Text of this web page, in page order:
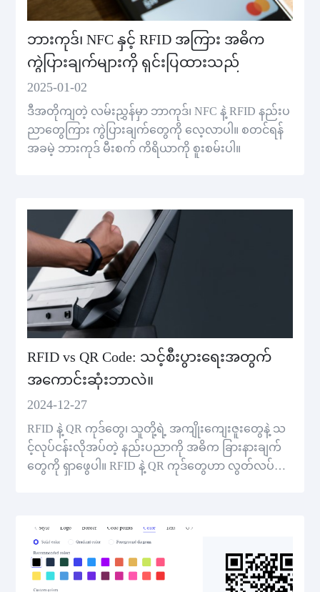
ဘားကုဒ်၊ NFC နှင့် RFID အကြား အဓိက
ကွဲပြားချက်များကို ရှင်းပြထားသည်
2025-01-02
ဒီအတိုကျတဲ့ လမ်းညွှန်မှာ ဘာကုဒ်၊ NFC နဲ့ RFID နည်းပ
ညာတွေကြား ကွဲပြားချက်တွေကို လေ့လာပါ။ စတင်ရန်
အခမဲ့ ဘားကုဒ် မီးစက် ကိရိယာကို စူးစမ်းပါ။
RFID vs QR Code: သင့်စီးပွားရေးအတွက်
အကောင်းဆုံးဘာလဲ။
2024-12-27
RFID နဲ့ QR ကုဒ်တွေ၊ သူတို့ရဲ့ အကျိုးကျေးဇူးတွေနဲ့ သ
င့်လုပ်ငန်းလိုအပ်တဲ့ နည်းပညာကို အဓိက ခြားနားချက်
တွေကို ရှာဖွေပါ။ RFID နဲ့ QR ကုဒ်တွေဟာ လွတ်လပ်တဲ့